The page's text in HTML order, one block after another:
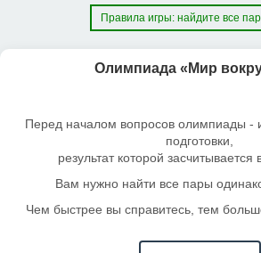
Правила игры: найдите все
Олимпиада «Мир
Перед началом вопросов олимпиады -
подготовки,
результат которой
Вам нужно найти все пары
Чем быстрее вы справитесь, тем